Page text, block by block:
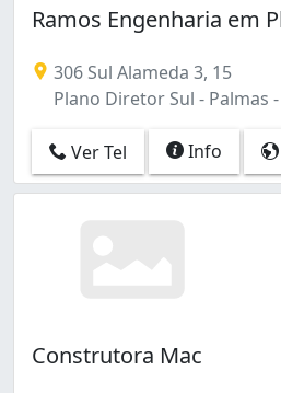
Ramos Engenharia em
306 Sul Alameda 3, 15
Plano Diretor Sul - Palmas -
Ver Tel Info
Construtora Mac